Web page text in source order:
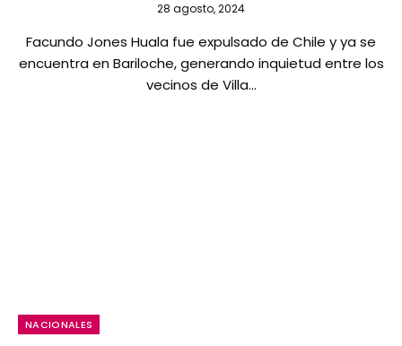
28 agosto, 2024
Facundo Jones Huala fue expulsado de Chile y ya se
encuentra en Bariloche, generando inquietud entre los
vecinos de Villa…
NACIONALES